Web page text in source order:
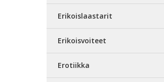
Erikoislaastarit
Erikoisvoiteet
Erotiikka